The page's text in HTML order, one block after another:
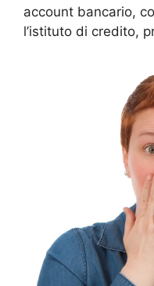
account bancario,
l’istituto di credito,